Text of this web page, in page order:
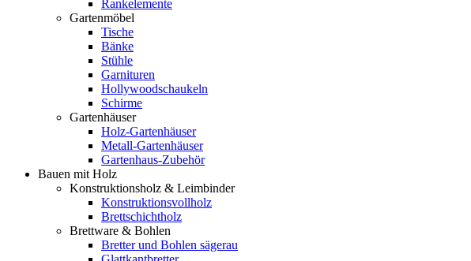
Rankelemente
Gartenmöbel
Tische
Bänke
Stühle
Garnituren
Hollywoodschaukeln
Schirme
Gartenhäuser
Holz-Gartenhäuser
Metall-Gartenhäuser
Gartenhaus-Zubehör
Bauen mit Holz
Konstruktionsholz & Leimbinder
Konstruktionsvollholz
Brettschichtholz
Brettware & Bohlen
Bretter und Bohlen sägerau